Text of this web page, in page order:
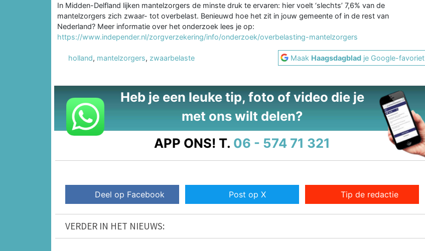
In Midden-Delfland lijken mantelzorgers de minste druk te ervaren: hier voelt ‘slechts’ 7,6% van de
mantelzorgers zich zwaar- tot overbelast. Benieuwd hoe het zit in jouw gemeente of in de rest van
Nederland? Meer informatie over het onderzoek lees je op:
https://www.independer.nl/zorgverzekering/info/onderzoek/overbelasting-mantelzorgers
holland, mantelzorgers, zwaarbelaste Maak Haagsdagblad je Google-favoriet
Heb je een leuke tip, foto of video die je
met ons wilt delen?
APP ONS! T. 06 - 574 71 321
Deel op Facebook Post op X Tip de redactie
VERDER IN HET NIEUWS: